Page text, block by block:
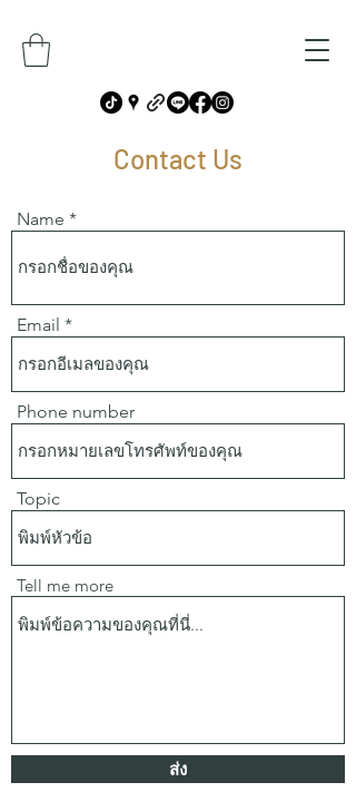
Contact Us
Name
Email
Phone number
Topic
Tell me more
ส่ง